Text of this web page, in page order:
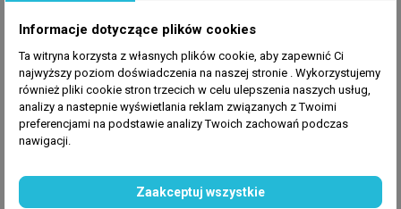
części koralów i zwierząt dna.
Wielozadaniowy — nadaje się do użycia w
zbiornikach rafowych, hodowlach koralowców
lub akwariach typu nano reef.
Ułóż warstwę piasku o grubości zależnej od stylu
akwarium — zwykle od 1 do kilku centymetrów.
Informacje dotyczące plików cookies
Ta witryna korzysta z własnych plików cookie, aby zapewnić Ci
najwyższy poziom doświadczenia na naszej stronie . Wykorzystujemy
również pliki cookie stron trzecich w celu ulepszenia naszych usług,
analizy a nastepnie wyświetlania reklam związanych z Twoimi
preferencjami na podstawie analizy Twoich zachowań podczas
nawigacji.
Zaakceptuj wszystkie